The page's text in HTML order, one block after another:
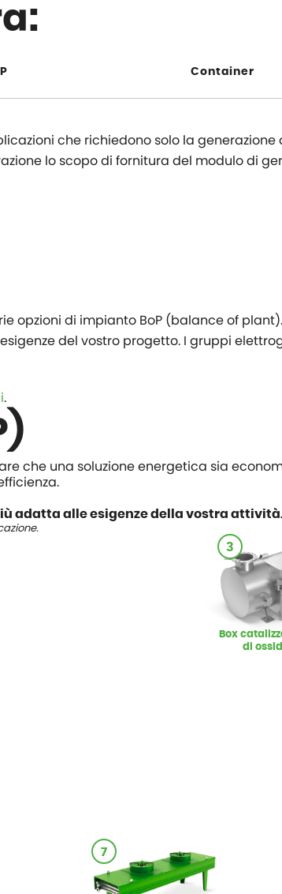
Container
che richiedono solo la generazione
lo scopo di fornitura del modulo di
opzioni di impianto BoP (balance of
del vostro progetto. I gruppi
.
che una soluzione energetica sia
adatta alle esigenze della vostra
3
Box
di
7